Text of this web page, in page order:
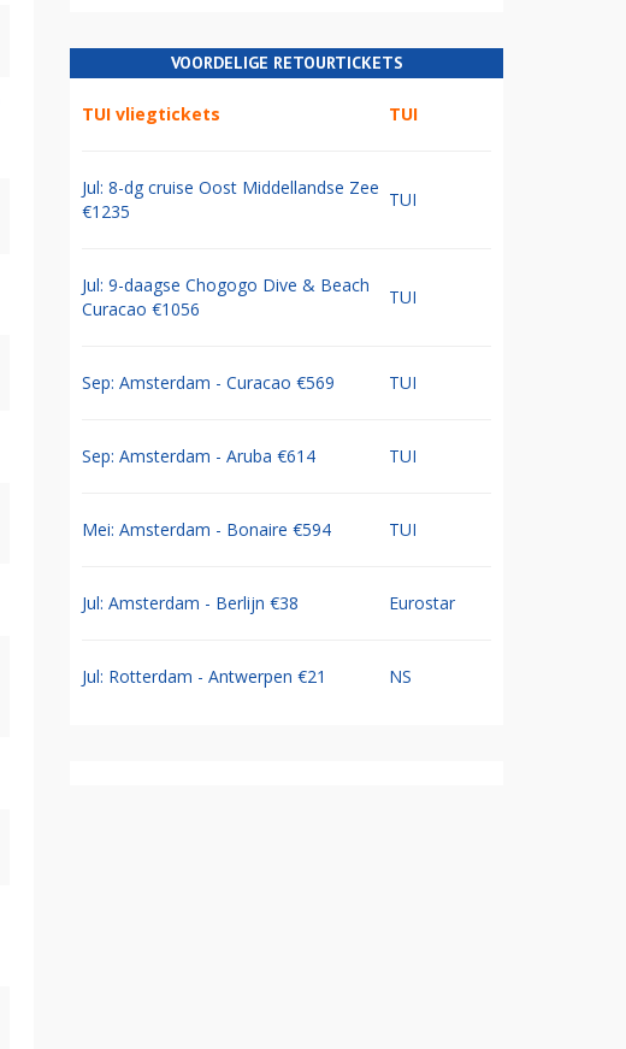
VOORDELIGE RETOURTICKETS
TUI vliegtickets TUI
Jul: 8-dg cruise Oost Middellandse Zee
€1235
TUI
Jul: 9-daagse Chogogo Dive & Beach
Curacao €1056
TUI
Sep: Amsterdam - Curacao €569 TUI
Sep: Amsterdam - Aruba €614 TUI
Mei: Amsterdam - Bonaire €594 TUI
Jul: Amsterdam - Berlijn €38 Eurostar
Jul: Rotterdam - Antwerpen €21 NS